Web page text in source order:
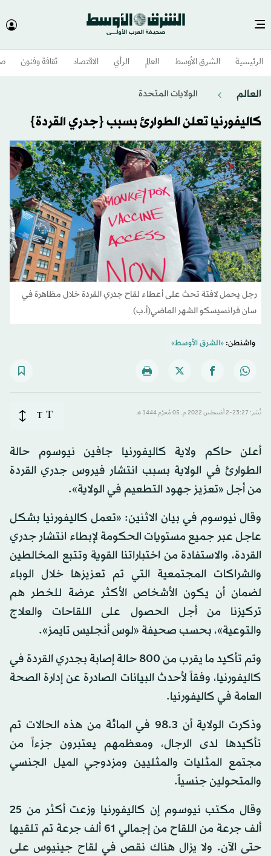
الرئيسية الشرق الأوسط​ العالم الرأي الاقتصاد ثقافة وفنون
العالم الولايات المتحدة​
كاليفورنيا تعلن الطوارئ بسبب {جدري القردة}
رجل يحمل لافتة تحث على أعطاء لقاح جدري القردة خلال مظاهرة في
سان فرانسيسكو الشهر الماضي(أ.ب)
واشنطن:«الشرق الأوسط»
نُشر: 23:27-2 أغسطس 2022 م ـ 05 مُحرَّم 1444 هـ T
T
أعلن حاكم ولاية كاليفورنيا جافين نيوسوم حالة
الطوارئ في الولاية بسبب انتشار فيروس جدري القردة
من أجل «تعزيز جهود التطعيم في الولاية».
وقال نيوسوم في بيان الاثنين: «تعمل كاليفورنيا بشكل
عاجل عبر جميع مستويات الحكومة لإبطاء انتشار جدري
القردة، والاستفادة من اختباراتنا القوية وتتبع المخالطين
والشراكات المجتمعية التي تم تعزيزها خلال الوباء
لضمان أن يكون الأشخاص الأكثر عرضة للخطر هم
تركيزنا من أجل الحصول على اللقاحات والعلاج
والتوعية»، بحسب صحيفة «لوس أنجليس تايمز».
وتم تأكيد ما يقرب من 800 حالة إصابة بجدري القردة في
كاليفورنيا، وفقاً لأحدث البيانات الصادرة عن إدارة الصحة
العامة في كاليفورنيا.
وذكرت الولاية أن 98.3 في المائة من هذه الحالات تم
تأكيدها لدى الرجال، ومعظمهم يعتبرون جزءاً من
مجتمع المثليات والمثليين ومزدوجي الميل الجنسي
والمتحولين جنسياً.
وقال مكتب نيوسوم إن كاليفورنيا وزعت أكثر من 25
ألف جرعة من اللقاح من إجمالي 61 ألف جرعة تم تلقيها
حتى الآن. ولا يزال هناك نقص في لقاح جينيوس على